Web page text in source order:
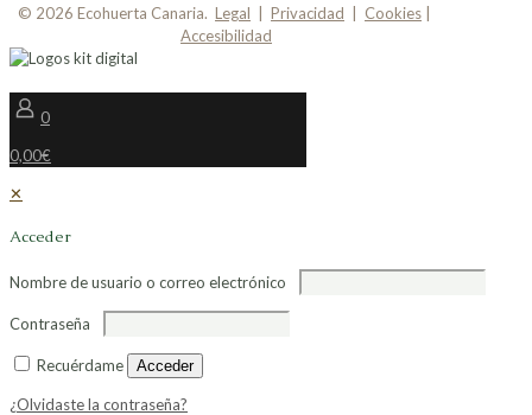
© 2026 Ecohuerta Canaria. Legal Privacidad Cookies
Accesibilidad
0
0,00€
✕
Acceder
Nombre de usuario o correo electrónico
Contraseña
Recuérdame Acceder
¿Olvidaste la contraseña?